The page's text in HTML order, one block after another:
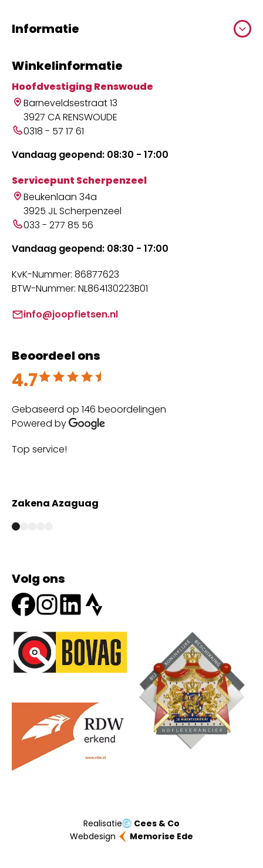
Informatie
Winkelinformatie
Hoofdvestiging Renswoude
Barneveldsestraat 13
3927 CA RENSWOUDE
0318 - 57 17 61
Vandaag geopend: 08:30 - 17:00
Servicepunt Scherpenzeel
Beukenlaan 34a
3925 JL Scherpenzeel
033 - 277 85 56
Vandaag geopend: 08:30 - 17:00
KvK-Nummer: 86877623
BTW-Nummer: NL864130223B01
info@joopfietsen.nl
Beoordeel ons
4.7
Beoordeeld met 4.7 uit 5
Gebaseerd op 146 beoordelingen
Powered by
Top service!
Zakena Azaguag
Volg ons
Onze partners
Realisatie
Cees & Co
Webdesign
Memorise Ede